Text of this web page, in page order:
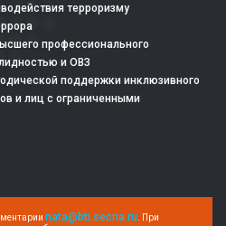
терроризму
профессионального
и ОВЗ
поддержки инклюзивного
и лиц с ограниченными
nata@bti.secna.ru . При